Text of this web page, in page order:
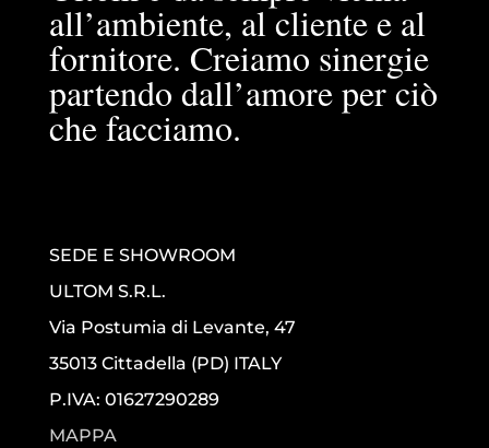
all’ambiente, al cliente e al
fornitore. Creiamo sinergie
partendo dall’amore per ciò
che facciamo.
SEDE E SHOWROOM
ULTOM S.R.L.
Via Postumia di Levante, 47
35013 Cittadella (PD) ITALY
P.IVA: 01627290289
MAPPA